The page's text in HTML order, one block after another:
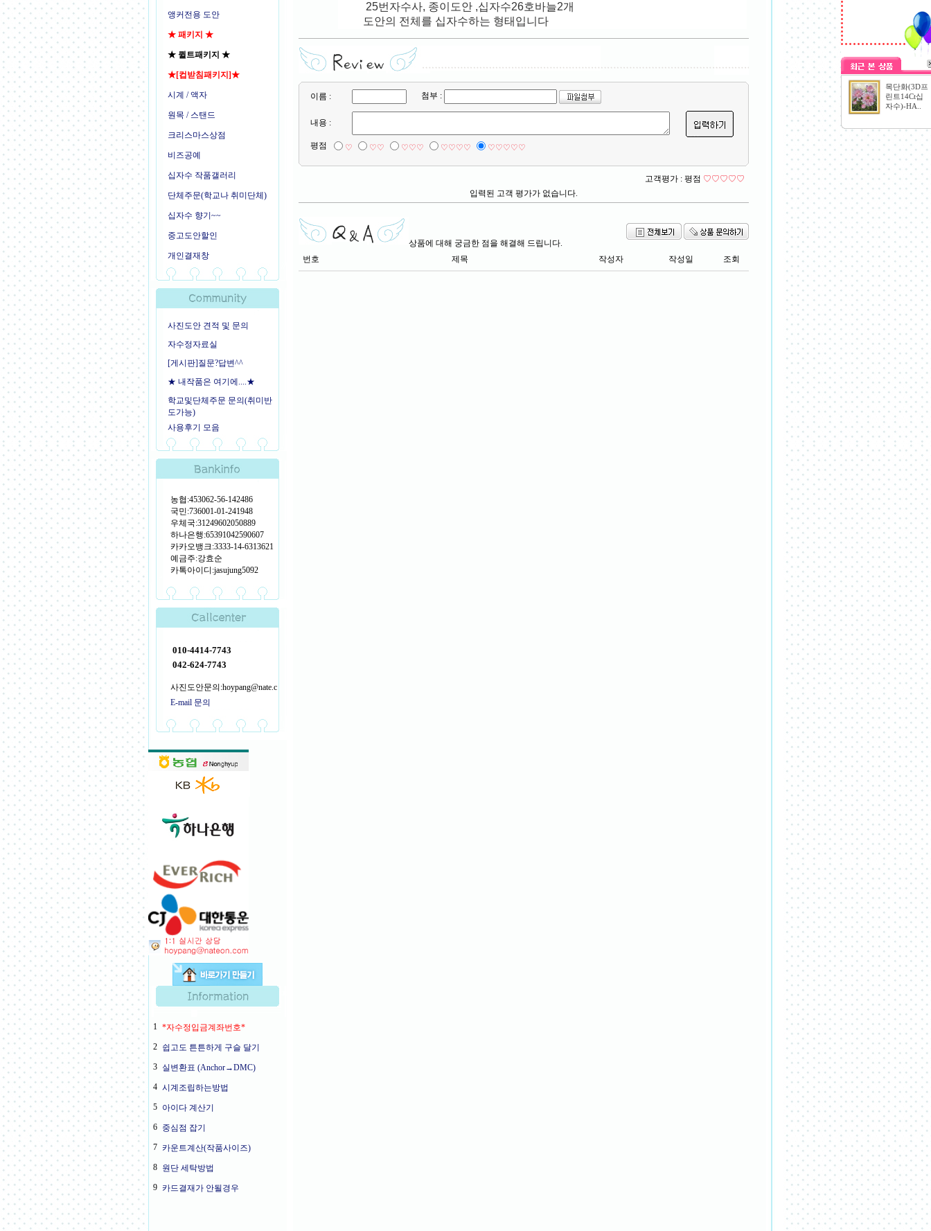
앵커전용 도안
★ 패키지 ★
★ 퀼트패키지 ★
★[컵받침패키지]★
시계 / 액자
원목 / 스탠드
크리스마스상점
비즈공예
십자수 작품갤러리
단체주문(학교나 취미단체)
십자수 향기~~
중고도안할인
개인결재창
사진도안 견적 및 문의
자수정자료실
[게시판]질문?답변^^
★ 내작품은 여기에....★
학교및단체주문 문의(취미반
도가능)
사용후기 모음
농협:453062-56-142486
국민:736001-01-241948
우체국:31249602050889
하나은행:65391042590607
카카오뱅크:3333-14-6313621
예금주:강효순
카톡아이디:jasujung5092
010-4414-7743
042-624-7743
사진도안문의:hoypang@nate.c
E-mail 문의
1 *자수정입금계좌번호*
2 쉽고도 튼튼하게 구슬 달기
3 실변환표 (Anchor→DMC)
4 시계조립하는방법
5 아이다 계산기
6 중심점 잡기
7 카운트계산(작품사이즈)
8 원단 세탁방법
9 카드결재가 안될경우
25번자수사, 종이도안 ,십자수26호바늘2개
도안의 전체를 십자수하는 형태입니다
이름 : 첨부 :
내용 :
평점 ♡ ♡♡ ♡♡♡ ♡♡♡♡ ♡♡♡♡♡
고객평가 : 평점 ♡♡♡♡♡
입력된 고객 평가가 없습니다.
상품에 대해 궁금한 점을 해결해 드립니다.
번호
제목 작성자 작성일 조회
목단화(3D프
린트14Ct십
자수)-HA..